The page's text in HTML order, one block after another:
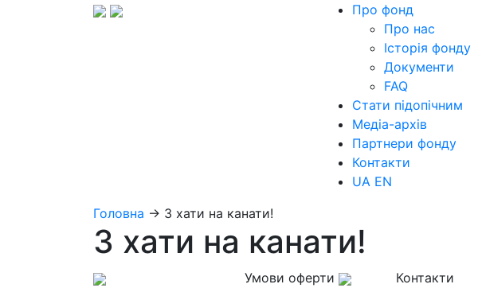
Про фонд
Про нас
Історія фонду
Документи
FAQ
Стати підопічним
Медіа-архів
Партнери фонду
Контакти
UA EN
Головна → З хати на канати!
З хати на канати!
Умови оферти
Контакти